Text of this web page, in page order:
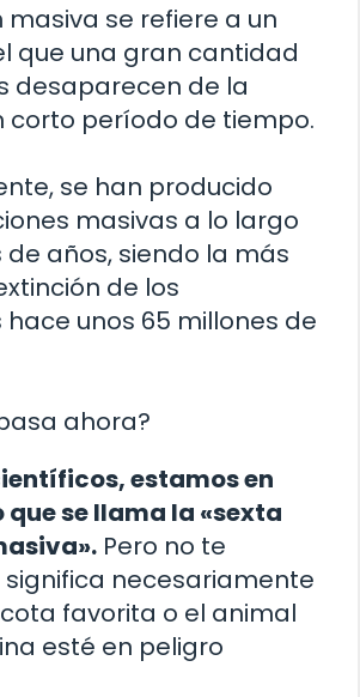
masiva se refiere a un
que una gran cantidad
desaparecen de la
corto período de tiempo.
se han producido
masivas a lo largo
años, siendo la más
de los
hace unos 65 millones de
ahora?
estamos en
que se llama la «sexta
Pero no te
significa necesariamente
favorita o el animal
esté en peligro